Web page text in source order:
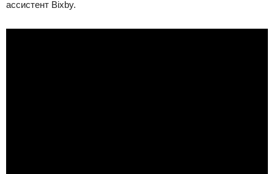
ассистент Bixby.